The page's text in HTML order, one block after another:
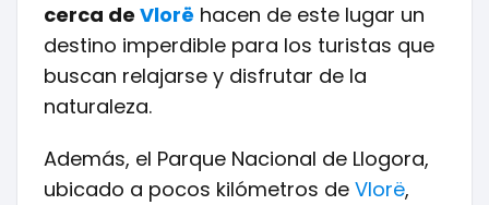
cerca de Vlorë hacen de este lugar un
destino imperdible para los turistas que
buscan relajarse y disfrutar de la
naturaleza.
Además, el Parque Nacional de Llogora,
ubicado a pocos kilómetros de Vlorë,